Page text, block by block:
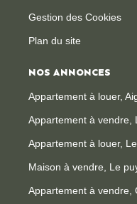
Gestion des Cookies
Plan du site
NOS ANNONCES
Appartement à louer,
Appartement à vendre,
Appartement à louer,
Maison à vendre, Le
Appartement à vendre,